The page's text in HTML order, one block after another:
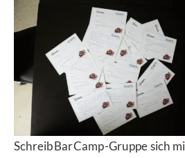
SchreibBarCamp-Gruppe sich